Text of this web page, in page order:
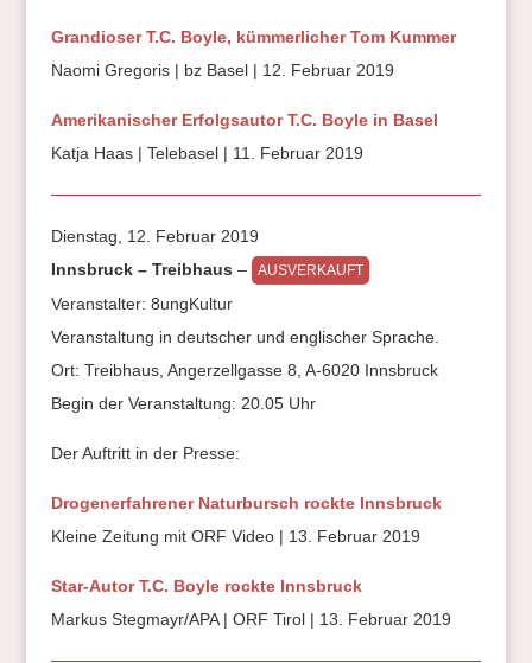
Grandioser T.C. Boyle, kümmerlicher Tom Kummer
Naomi Gregoris | bz Basel | 12. Februar 2019
Amerikanischer Erfolgsautor T.C. Boyle in Basel
Katja Haas | Telebasel | 11. Februar 2019
Dienstag, 12. Februar 2019
Innsbruck – Treibhaus – AUSVERKAUFT
Veranstalter: 8ungKultur
Veranstaltung in deutscher und englischer Sprache.
Ort: Treibhaus, Angerzellgasse 8, A-6020 Innsbruck
Begin der Veranstaltung: 20.05 Uhr
Der Auftritt in der Presse:
Drogenerfahrener Naturbursch rockte Innsbruck
Kleine Zeitung mit ORF Video | 13. Februar 2019
Star-Autor T.C. Boyle rockte Innsbruck
Markus Stegmayr/APA | ORF Tirol | 13. Februar 2019